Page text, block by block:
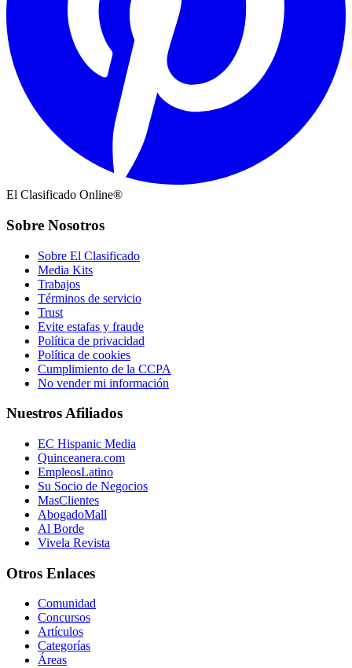
El Clasificado Online®
Sobre Nosotros
Sobre El Clasificado
Media Kits
Trabajos
Términos de servicio
Trust
Evite estafas y fraude
Política de privacidad
Política de cookies
Cumplimiento de la CCPA
No vender mi información
Nuestros Afiliados
EC Hispanic Media
Quinceanera.com
EmpleosLatino
Su Socio de Negocios
MasClientes
AbogadoMall
Al Borde
Vivela Revista
Otros Enlaces
Comunidad
Concursos
Artículos
Categorías
Áreas